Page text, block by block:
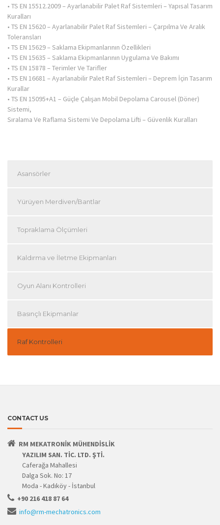
• TS EN 15512.2009 – Ayarlanabilir Palet Raf Sistemleri – Yapısal Tasarım
Kuralları
• TS EN 15620 – Ayarlanabilir Palet Raf Sistemleri – Çarpılma Ve Aralık
Toleransları
• TS EN 15629 – Saklama Ekipmanlarının Özellikleri
• TS EN 15635 – Saklama Ekipmanlarının Uygulama Ve Bakımı
• TS EN 15878 – Terimler Ve Tarifler
• TS EN 16681 – Ayarlanabilir Palet Raf Sistemleri – Deprem İçin Tasarım
Kurallar
• TS EN 15095+A1 – Güçle Çalışan Mobil Depolama Carousel (Döner)
Sistemi,
Sıralama Ve Raflama Sistemi Ve Depolama Lifti – Güvenlik Kuralları
Asansörler
Yürüyen Merdiven/Bantlar
Topraklama Ölçümleri
Kaldırma ve İletme Ekipmanları
Oyun Alanı Kontrolleri
Basınçlı Ekipmanlar
Raf Kontrolleri
CONTACT US
RM MEKATRONİK MÜHENDİSLİK
YAZILIM SAN. TİC. LTD. ŞTİ.
Caferağa Mahallesi
Dalga Sok. No: 17
Moda - Kadıköy - İstanbul
+90 216 418 87 64
info@rm-mechatronics.com